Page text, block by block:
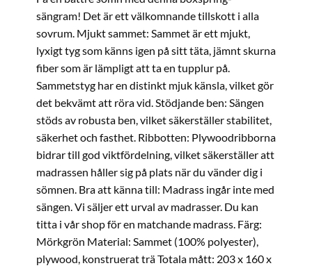
sängram! Det är ett välkomnande tillskott i alla
sovrum. Mjukt sammet: Sammet är ett mjukt,
lyxigt tyg som känns igen på sitt täta, jämnt skurna
fiber som är lämpligt att ta en tupplur på.
Sammetstyg har en distinkt mjuk känsla, vilket gör
det bekvämt att röra vid. Stödjande ben: Sängen
stöds av robusta ben, vilket säkerställer stabilitet,
säkerhet och fasthet. Ribbotten: Plywoodribborna
bidrar till god viktfördelning, vilket säkerställer att
madrassen håller sig på plats när du vänder dig i
sömnen. Bra att känna till: Madrass ingår inte med
sängen. Vi säljer ett urval av madrasser. Du kan
titta i vår shop för en matchande madrass. Färg:
Mörkgrön Material: Sammet (100% polyester),
plywood, konstruerat trä Totala mått: 203 x 160 x